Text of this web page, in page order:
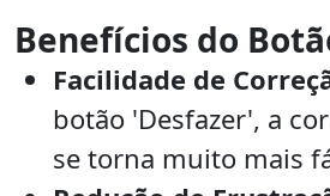
Benefícios do
Facilidade de
botão 'Desfazer', a
se torna muito mais